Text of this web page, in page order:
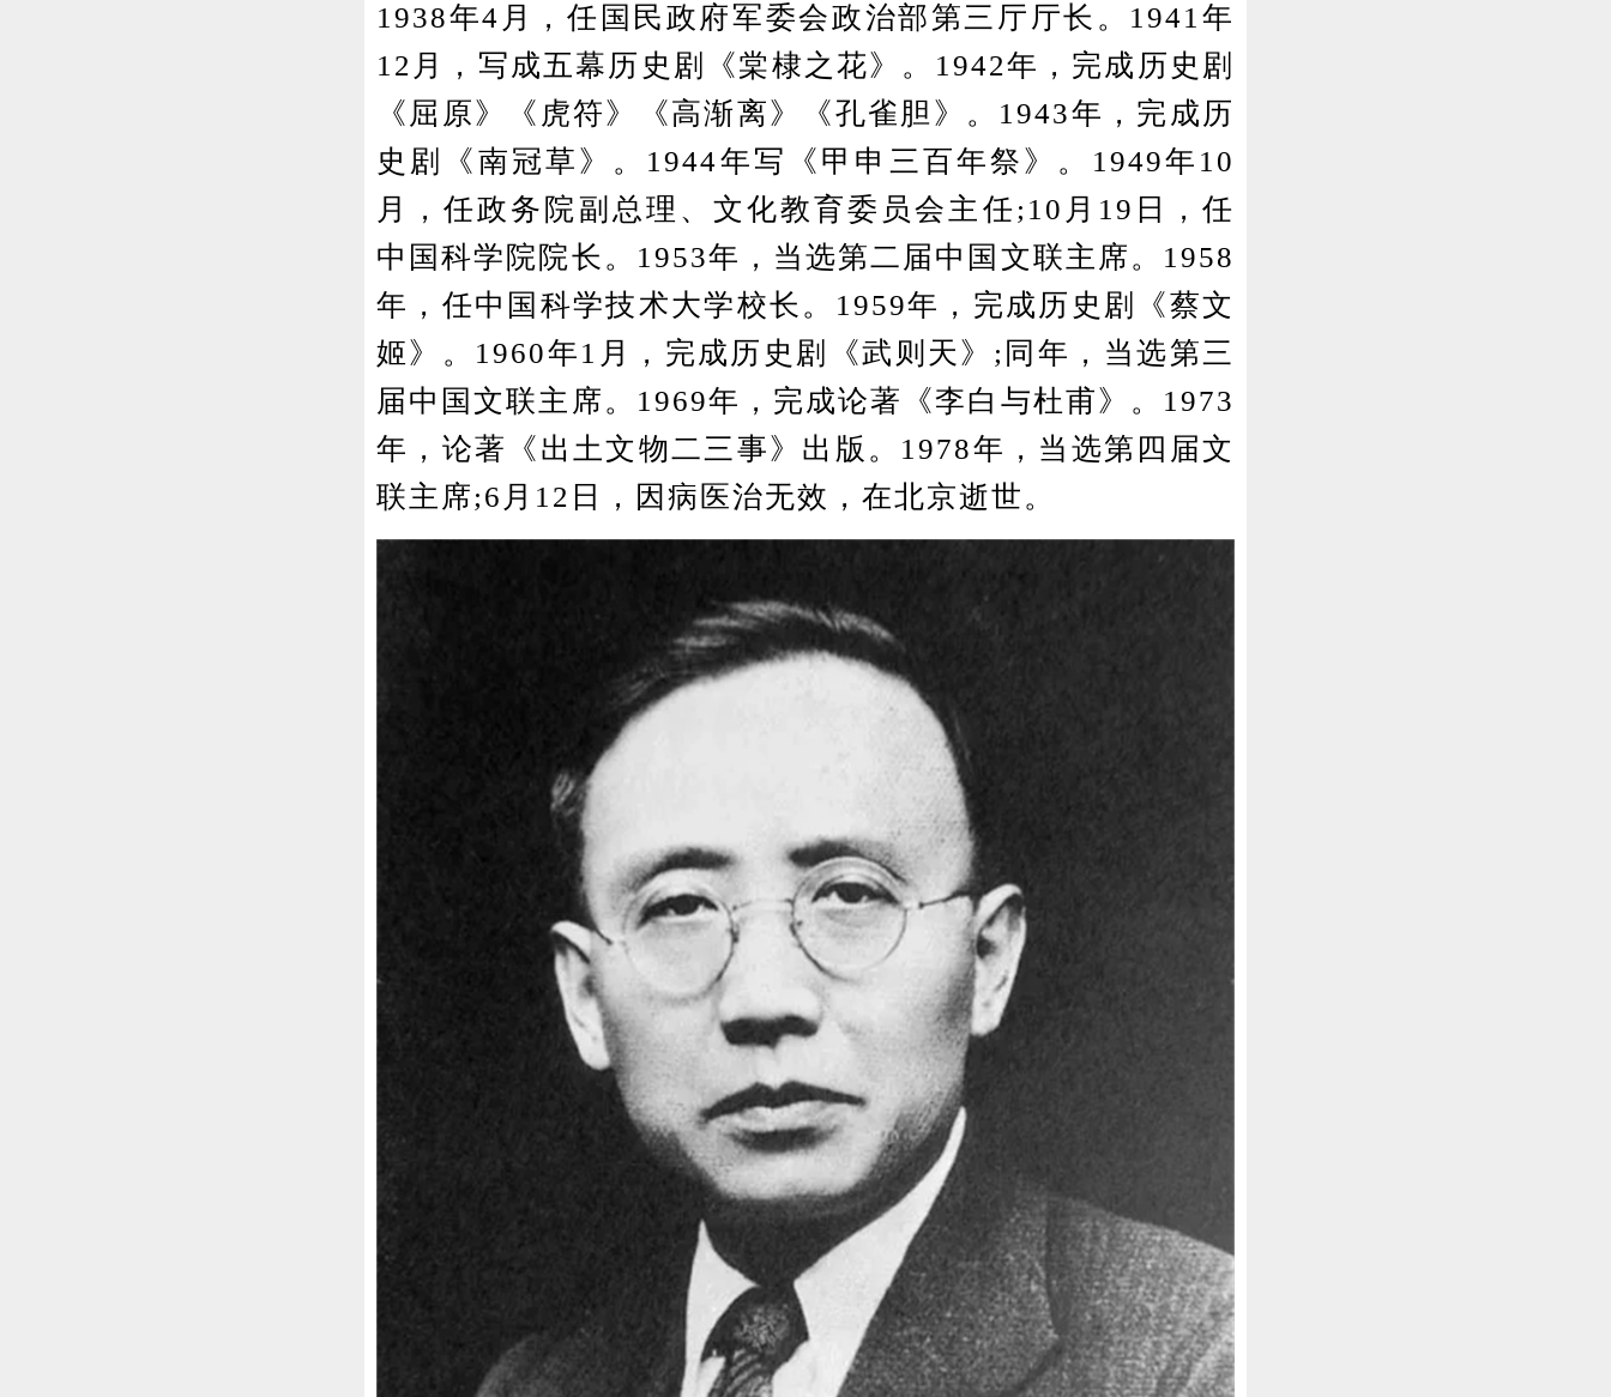
1938年4月，任国民政府军委会政治部第三厅厅长。1941年
12月，写成五幕历史剧《棠棣之花》。1942年，完成历史剧
《屈原》《虎符》《高渐离》《孔雀胆》。1943年，完成历
史剧《南冠草》。1944年写《甲申三百年祭》。1949年10
月，任政务院副总理、文化教育委员会主任;10月19日，任
中国科学院院长。1953年，当选第二届中国文联主席。1958
年，任中国科学技术大学校长。1959年，完成历史剧《蔡文
姬》。1960年1月，完成历史剧《武则天》;同年，当选第三
届中国文联主席。1969年，完成论著《李白与杜甫》。1973
年，论著《出土文物二三事》出版。1978年，当选第四届文
联主席;6月12日，因病医治无效，在北京逝世。